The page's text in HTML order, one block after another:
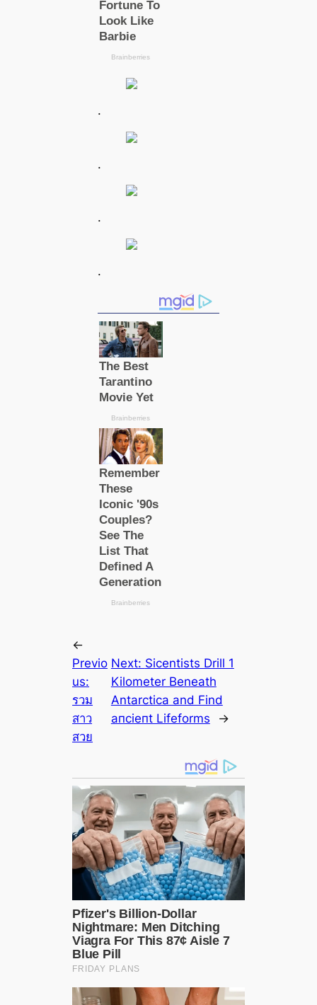
.
.
.
.
←
Previo
us:
รวม
สาว
สวย
Next: Sicentists Drill 1
Kilometer Beneаth
Antarctiса and Find
апсіeпt Lifeforms
→